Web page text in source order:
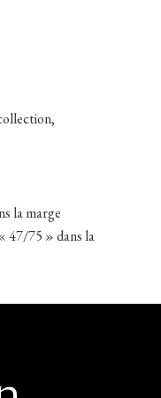
la marge
47/75 » dans la